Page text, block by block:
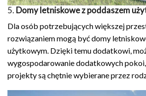
5. Domy letniskowe z poddaszem
Dla osób potrzebujących większej
rozwiązaniem mogą być domy
użytkowym. Dzięki temu dodatkowi,
wygospodarowanie dodatkowych
projekty są chętnie wybierane przez